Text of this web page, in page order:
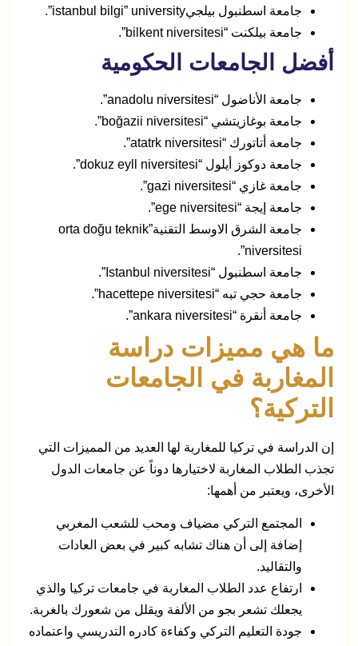
جامعة اسطنبول بيلجيistanbul bilgi” university”.
جامعة بيلكنت “bilkent niversitesi”.
أفضل الجامعات الحكومية
جامعة الأناضول “anadolu niversitesi”.
جامعة بوغازيتشي “boğazii niversitesi”.
جامعة أتاتورك “atatrk niversitesi”.
جامعة دوكوز أيلول “dokuz eyll niversitesi”.
جامعة غازي “gazi niversitesi”.
جامعة إيجة “ege niversitesi”.
جامعة الشرق الاوسط التقنيةorta doğu teknik”
niversitesi”.
جامعة اسطنبول “Istanbul niversitesi”.
جامعة حجي تبه “hacettepe niversitesi”.
جامعة أنقرة “ankara niversitesi”.
ما هي مميزات دراسة
المغاربة في الجامعات
التركية؟
إن الدراسة في تركيا للمغاربة لها العديد من المميزات التي
تجذب الطلاب المغاربة لاختيارها دوناً عن جامعات الدول
الأخرى، ويعتبر من أهمها:
المجتمع التركي مضياف ومحب للشعب المغربي
إضافة إلى أن هناك تشابه كبير في بعض العادات
والتقاليد.
ارتفاع عدد الطلاب المغاربة في جامعات تركيا والذي
يجعلك تشعر بجو من الألفة ويقلل من شعورك بالغربة.
جودة التعليم التركي وكفاءة كادره التدريسي واعتماده